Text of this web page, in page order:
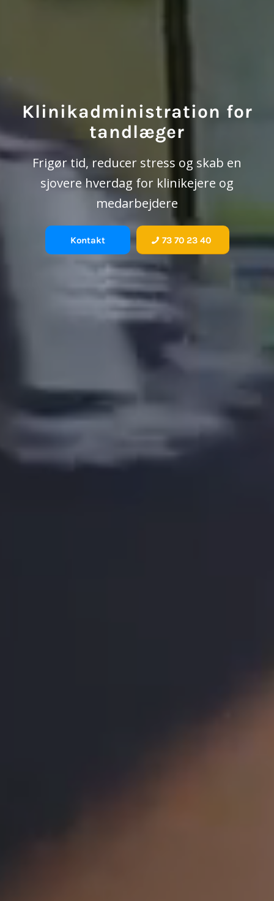
Klinik­administration for
tandlæger
Frigør tid, reducer stress og skab en
sjovere hverdag for klinikejere og
medarbejdere
Kontakt 73 70 23 40